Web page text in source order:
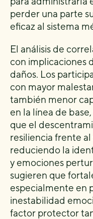
perder una parte
eficaz al sistema
El análisis de
con implicaciones
daños. Los
con mayor
también menor
en la línea de
que el
resiliencia frente
reduciendo la
y emociones
sugieren que
especialmente en
inestabilidad
factor protector